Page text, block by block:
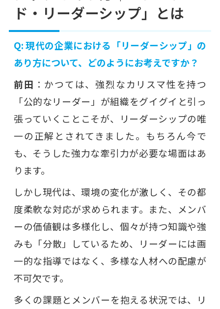
ド・リーダーシップ」とは
Q: 現代の企業における「リーダーシップ」の
あり方について、どのようにお考えですか？
前田 ：かつては、強烈なカリスマ性を持つ
「公的なリーダー」が組織をグイグイと引っ
張っていくことこそが、リーダーシップの唯
一の正解とされてきました。もちろん今で
も、そうした強力な牽引力が必要な場面はあ
ります。
しかし現代は、環境の変化が激しく、その都
度柔軟な対応が求められます。また、メンバ
ーの価値観は多様化し、個々が持つ知識や強
みも「分散」しているため、リーダーには画
一的な指導ではなく、多様な人材への配慮が
不可欠です。
多くの課題とメンバーを抱える状況では、リ